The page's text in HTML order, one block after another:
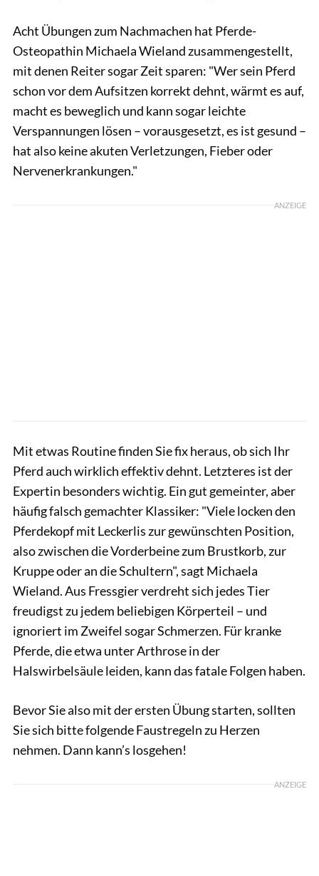
Acht Übungen zum Nachmachen hat Pferde-
Osteopathin Michaela Wieland zusammengestellt,
mit denen Reiter sogar Zeit sparen: "Wer sein Pferd
schon vor dem Aufsitzen korrekt dehnt, wärmt es auf,
macht es beweglich und kann sogar leichte
Verspannungen lösen – vorausgesetzt, es ist gesund –
hat also keine akuten Verletzungen, Fieber oder
Nervenerkrankungen."
ANZEIGE
Mit etwas Routine finden Sie fix heraus, ob sich Ihr
Pferd auch wirklich effektiv dehnt. Letzteres ist der
Expertin besonders wichtig. Ein gut gemeinter, aber
häufig falsch gemachter Klassiker: "Viele locken den
Pferdekopf mit Leckerlis zur gewünschten Position,
also zwischen die Vorderbeine zum Brustkorb, zur
Kruppe oder an die Schultern", sagt Michaela
Wieland. Aus Fressgier verdreht sich jedes Tier
freudigst zu jedem beliebigen Körperteil – und
ignoriert im Zweifel sogar Schmerzen. Für kranke
Pferde, die etwa unter Arthrose in der
Halswirbelsäule leiden, kann das fatale Folgen haben.
Bevor Sie also mit der ersten Übung starten, sollten
Sie sich bitte folgende Faustregeln zu Herzen
nehmen. Dann kann’s losgehen!
ANZEIGE